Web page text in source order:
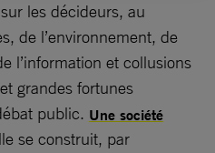
les décideurs, au
de l’environnement, de
l’information et collusions
grandes fortunes
public. Une société
se construit, par